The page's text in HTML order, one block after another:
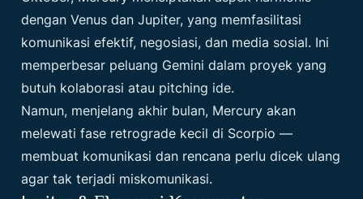
dengan Venus dan Jupiter, yang memfasilitasi
komunikasi efektif, negosiasi, dan media sosial. Ini
memperbesar peluang Gemini dalam proyek yang
butuh kolaborasi atau pitching ide.
Namun, menjelang akhir bulan, Mercury akan
melewati fase retrograde kecil di Scorpio —
membuat komunikasi dan rencana perlu dicek ulang
agar tak terjadi miskomunikasi.